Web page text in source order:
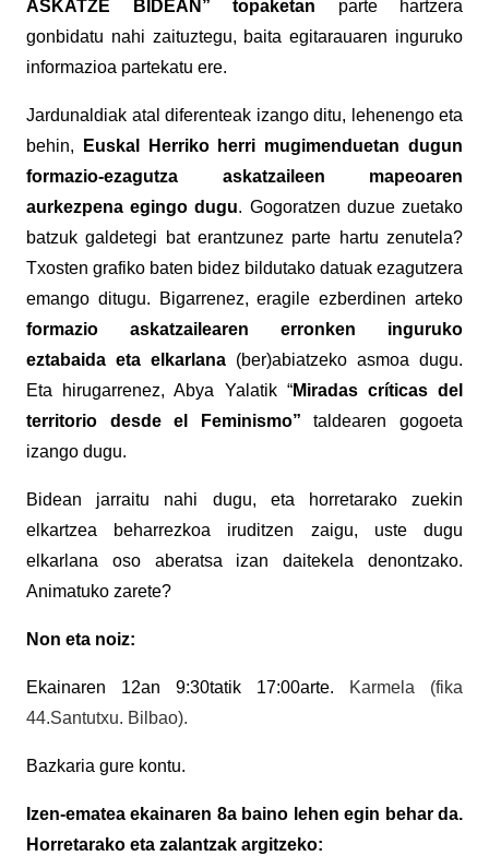
ASKATZE BIDEAN” topaketan parte hartzera
gonbidatu nahi zaituztegu, baita egitarauaren inguruko
informazioa partekatu ere.
Jardunaldiak atal diferenteak izango ditu, lehenengo eta
behin,
Euskal Herriko herri mugimenduetan dugun
formazio-ezagutza askatzaileen mapeoaren
aurkezpena egingo dugu. Gogoratzen duzue zuetako
batzuk galdetegi bat erantzunez parte hartu zenutela?
Txosten grafiko baten bidez bildutako datuak ezagutzera
emango ditugu. Bigarrenez, eragile ezberdinen arteko
formazio askatzailearen erronken inguruko
eztabaida eta elkarlana (ber)abiatzeko asmoa dugu.
Eta hirugarrenez, Abya Yalatik “Miradas críticas del
territorio desde el Feminismo” taldearen gogoeta
izango dugu.
Bidean jarraitu nahi dugu, eta horretarako zuekin
elkartzea beharrezkoa iruditzen zaigu, uste dugu
elkarlana oso aberatsa izan daitekela denontzako.
Animatuko zarete?
Non eta noiz:
Ekainaren 12an 9:30tatik 17:00arte.
Karmela (fika
44.Santutxu. Bilbao).
Bazkaria gure kontu.
Izen-ematea ekainaren 8a baino lehen egin behar da.
Horretarako eta zalantzak argitzeko: